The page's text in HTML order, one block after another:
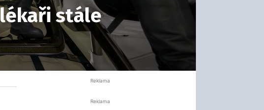
stále
Reklama
Reklama